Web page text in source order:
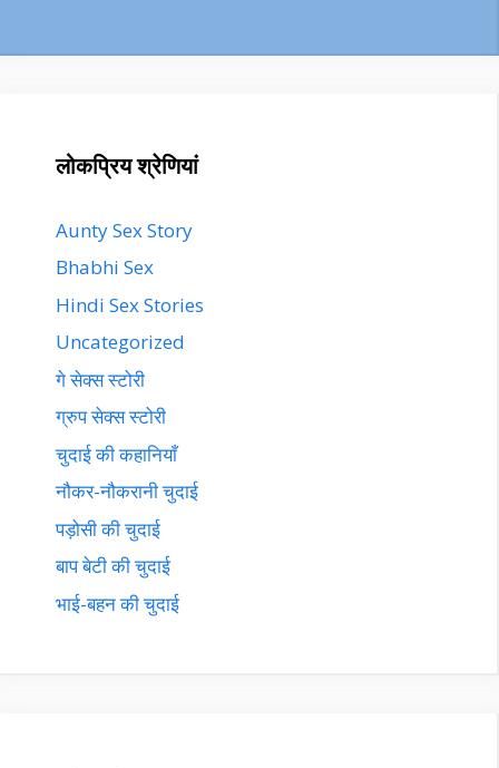
लोकप्रिय श्रेणियां
Aunty Sex Story
Bhabhi Sex
Hindi Sex Stories
Uncategorized
गे सेक्स स्टोरी
ग्रुप सेक्स स्टोरी
चुदाई की कहानियाँ
नौकर-नौकरानी चुदाई
पड़ोसी की चुदाई
बाप बेटी की चुदाई
भाई-बहन की चुदाई